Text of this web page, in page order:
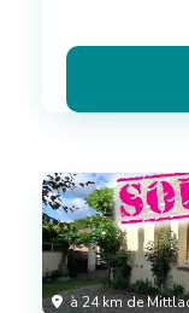
à 24 km de